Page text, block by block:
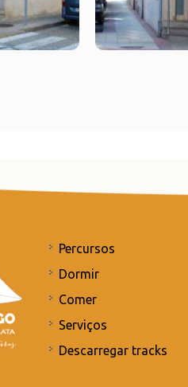
Percursos
Dormir
Comer
Serviços
Descarregar tracks